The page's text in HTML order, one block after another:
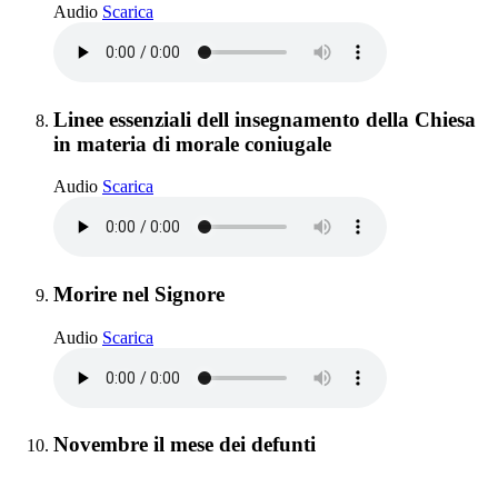
Audio Scarica
Elemento 8:
Linee essenziali dell insegnamento della Chiesa
in materia di morale coniugale
Audio Scarica
Elemento 9:
Morire nel Signore
Audio Scarica
Elemento 10:
Novembre il mese dei defunti